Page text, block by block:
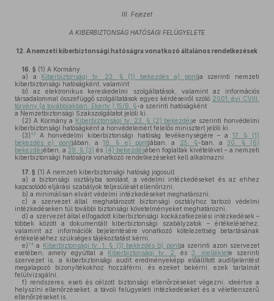
III. Fejezet
A KIBERBIZTONSÁG HATÓSÁGI FELÜGYELETE
12. A nemzeti kiberbiztonsági hatóságra vonatkozó általános rendelkezések
16. § (1) A Kormány
a) a Kiberbiztonsági tv. 23. § (1) bekezdés a) pontja szerinti nemzeti
kiberbiztonsági hatóságként, valamint
b) az elektronikus kereskedelmi szolgáltatások, valamint az információs
társadalommal összefüggő szolgáltatások egyes kérdéseiről szóló 2001. évi CVIII.
törvény (a továbbiakban: Ekertv.) 15/B. §-a szerinti hatóságként
a Nemzetbiztonsági Szakszolgálatot jelöli ki.
(2) A Kormány a Kiberbiztonsági tv. 23. § (2) bekezdése szerinti honvédelmi
kiberbiztonsági hatóságként a honvédelemért felelős minisztert jelöli ki.
(3) 13 A honvédelmi kiberbiztonsági hatóság tevékenységére – a 17. § (1)
bekezdés e) pontjában, a18. § e) pontjában, a 25. §-ban, a30. § (6)
bekezdésében, a39. § (3) és (4) bekezdésében foglaltak kivételével – a nemzeti
kiberbiztonsági hatóságra vonatkozó rendelkezéseket kell alkalmazni.
17. § (1) A nemzeti kiberbiztonsági hatóság jogosult
a) a biztonsági osztályba sorolást, a védelmi intézkedéseket és az ehhez
kapcsolódó eljárási szabályok teljesülését ellenőrizni,
b) a minimálisan elvárt védelmi intézkedéseket meghatározni,
c) a szervezet által meghatározott biztonsági osztályhoz tartozó védelmi
intézkedéseken túl további biztonsági követelményeket meghatározni,
d) a szervezet által elfogadott kiberbiztonsági kockázatkezelési intézkedések –
többek között a dokumentált kiberbiztonsági szabályzatok – értékeléséhez,
valamint az információk bejelentésére vonatkozó kötelezettség betartásának
értékeléséhez szükséges tájékoztatást kérni,
e) 14 a Kiberbiztonsági tv. 1. § (1) bekezdés b) pontja szerinti azon szervezet
esetében, amely egyúttal a Kiberbiztonsági tv. 2. és 3. melléklete szerinti
szervezet is, a kiberbiztonsági audit eredményeképp előállított auditjelentést
megalapozó bizonyítékokhoz hozzáférni, és ezeket bekérni, ezek tartalmát
felülvizsgálni,
f) rendszeres, eseti és célzott biztonsági ellenőrzéseket végezni, ideértve a
helyszíni ellenőrzéseket, a távoli felügyeleti intézkedéseket és a véletlenszerű
ellenőrzéseket is,